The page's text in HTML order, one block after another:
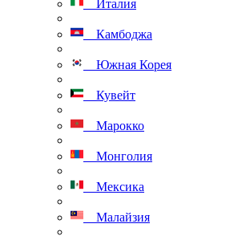
Италия
Камбоджа
Южная Корея
Кувейт
Марокко
Монголия
Мексика
Малайзия